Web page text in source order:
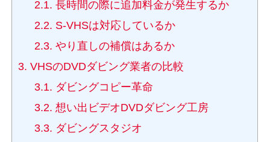
2.1. 長時間の際に追加料金が発生するか
2.2. S-VHSは対応しているか
2.3. やり直しの補償はあるか
3. VHSのDVDダビング業者の比較
3.1. ダビングコピー革命
3.2. 想い出ビデオDVDダビング工房
3.3. ダビングスタジオ